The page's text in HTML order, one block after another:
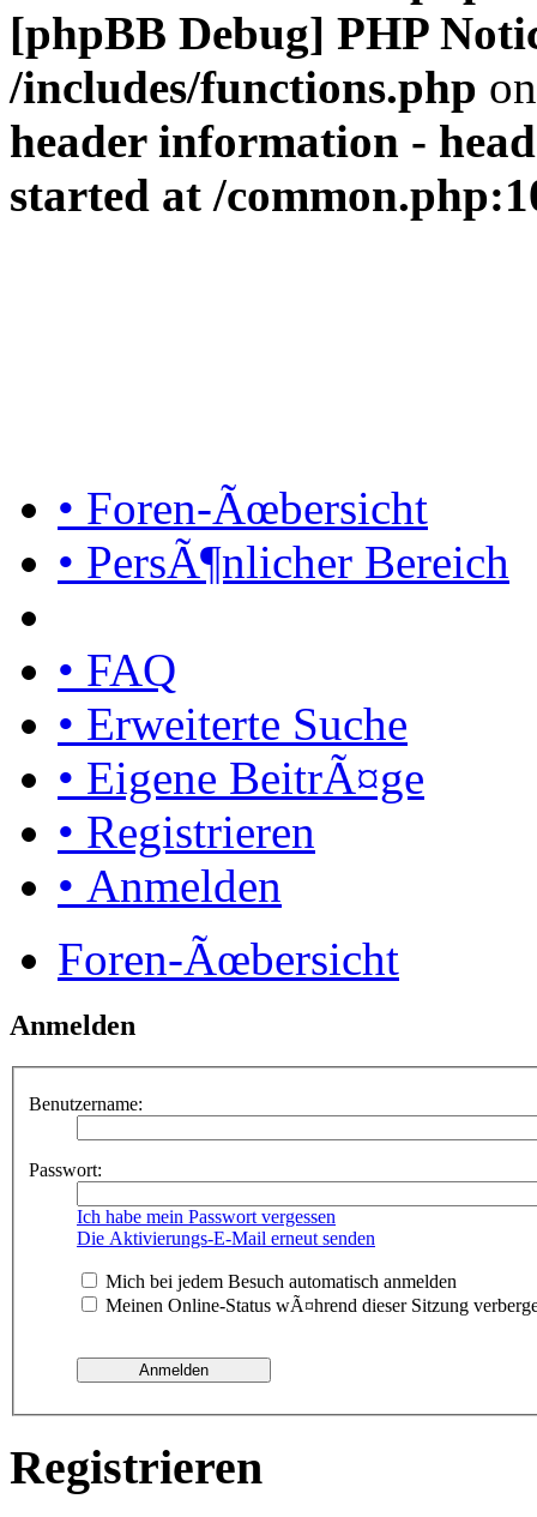
[phpBB Debug] PHP
/includes/functions.php
header information -
started at /
• Foren-Ãœbersicht
• PersÃ¶nlicher Bereich
• FAQ
• Erweiterte Suche
• Eigene BeitrÃ¤ge
• Registrieren
• Anmelden
Foren-Ãœbersicht
Anmelden
Benutzername:
Passwort:
Ich habe mein Passwort vergessen
Die Aktivierungs-E-Mail erneut senden
Mich bei jedem Besuch automatisch anmelden
Meinen Online-Status wÃ¤hrend dieser Sitzung
Registrieren